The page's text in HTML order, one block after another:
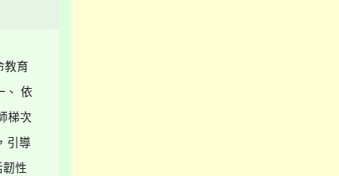
教育
、 依
梯次
引導
性